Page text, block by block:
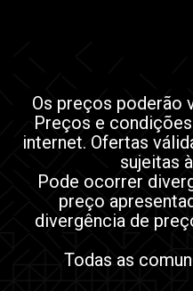
Os preços poderão
Preços e
internet. Ofertas
sujeitas
Pode ocorrer
preço
divergência de
Todas as